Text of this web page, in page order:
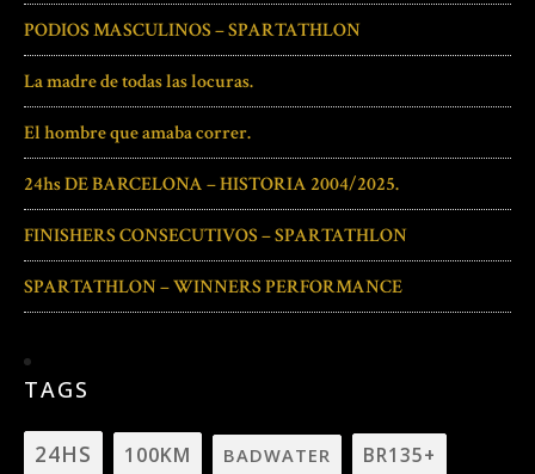
PODIOS MASCULINOS – SPARTATHLON
La madre de todas las locuras.
El hombre que amaba correr.
24hs DE BARCELONA – HISTORIA 2004/2025.
FINISHERS CONSECUTIVOS – SPARTATHLON
SPARTATHLON – WINNERS PERFORMANCE
TAGS
24HS 100KM BADWATER BR135+